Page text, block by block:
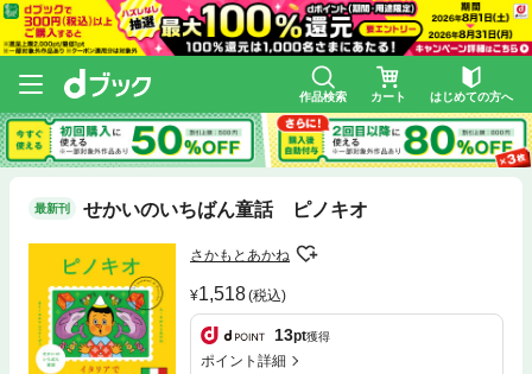
作品検索 カート はじめての方へ
最新刊 せかいのいちばん童話 ピノキオ
さかもとあかね
1,518(税込)
13pt獲得
ポイント詳細